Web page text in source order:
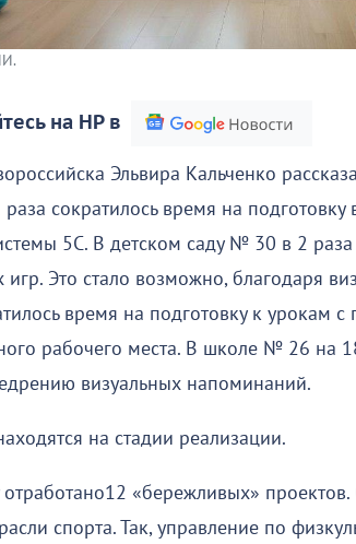
на НР в
Эльвира Кальченко
сократилось время на подготовку
5С. В детском саду № 30 в 2
игр. Это стало возможно, благодаря
время на подготовку к урокам
рабочего места. В школе № 26 на
визуальных напоминаний.
на стадии реализации.
«бережливых»
спорта. Так, управление по